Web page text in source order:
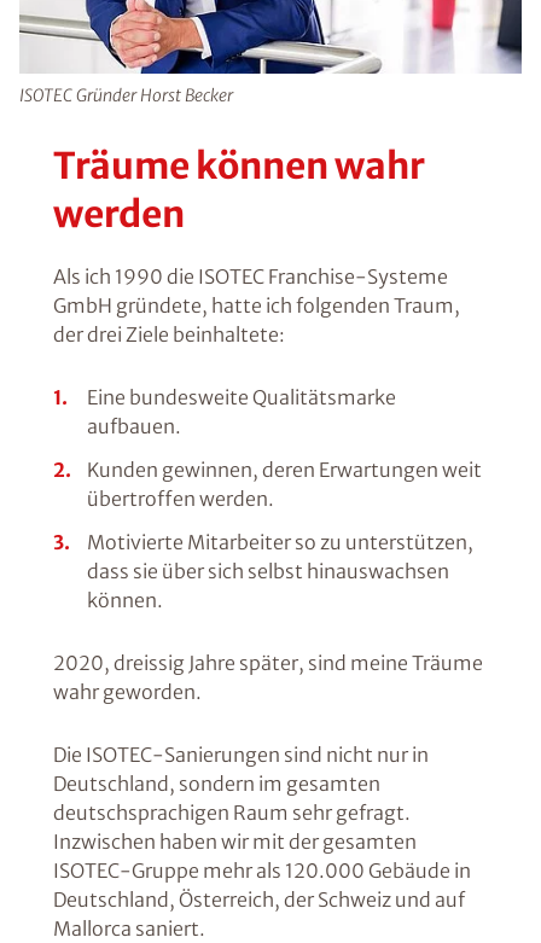
ISOTEC Gründer Horst Becker
Träume können wahr
werden
Als ich 1990 die ISOTEC Franchise-Systeme
GmbH gründete, hatte ich folgenden Traum,
der drei Ziele beinhaltete:
Eine bundesweite Qualitätsmarke
aufbauen.
Kunden gewinnen, deren Erwartungen weit
übertroffen werden.
Motivierte Mitarbeiter so zu unterstützen,
dass sie über sich selbst hinauswachsen
können.
2020, dreissig Jahre später, sind meine Träume
wahr geworden.
Die ISOTEC-Sanierungen sind nicht nur in
Deutschland, sondern im gesamten
deutschsprachigen Raum sehr gefragt.
Inzwischen haben wir mit der gesamten
ISOTEC-Gruppe mehr als 120.000 Gebäude in
Deutschland, Österreich, der Schweiz und auf
Mallorca saniert.